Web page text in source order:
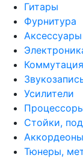
Гитары
Фурнитура
Аксессуары
Коммутация
Усилители
Стойки,
Тюнеры,